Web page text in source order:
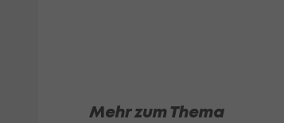
Mehr zum Thema